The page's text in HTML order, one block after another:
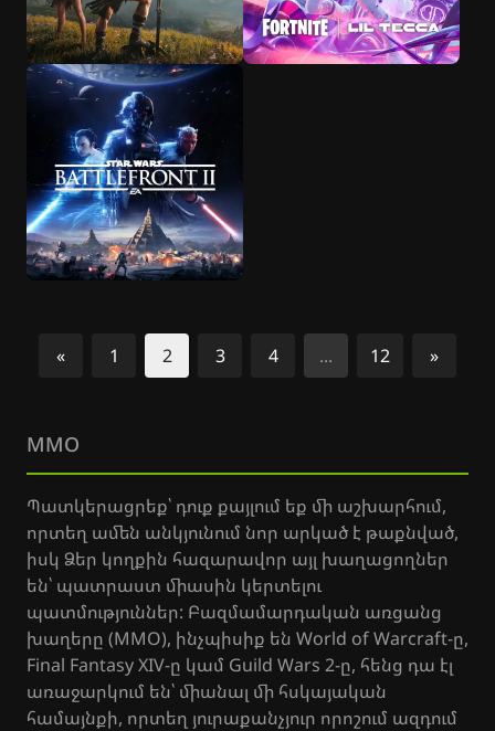
«
Նախորդ
1 2 3 4 ... 12 »
MMO
Պատկերացրեք՝ դուք քայլում եք մի աշխարհում,
որտեղ ամեն անկյունում նոր արկած է թաքնված,
իսկ Ձեր կողքին հազարավոր այլ խաղացողներ
են՝ պատրաստ միասին կերտելու
պատմություններ: Բազմամարդական առցանց
խաղերը (MMO), ինչպիսիք են World of Warcraft-ը,
Final Fantasy XIV-ը կամ Guild Wars 2-ը, հենց դա էլ
առաջարկում են՝ միանալ մի հսկայական
համայնքի, որտեղ յուրաքանչյուր որոշում ազդում